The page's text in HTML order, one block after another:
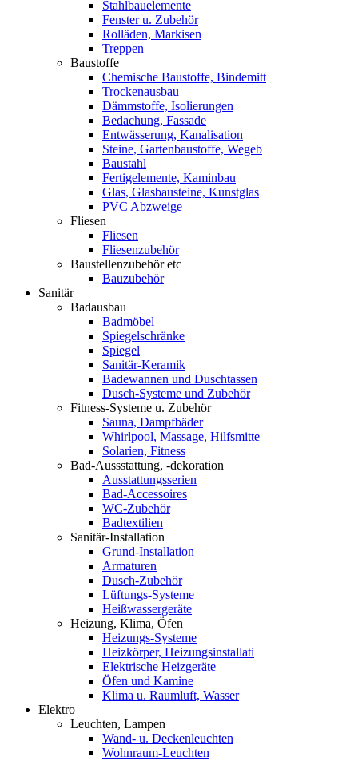
Stahlbauelemente
Fenster u. Zubehör
Rolläden, Markisen
Treppen
Baustoffe
Chemische Baustoffe, Bindemitt
Trockenausbau
Dämmstoffe, Isolierungen
Bedachung, Fassade
Entwässerung, Kanalisation
Steine, Gartenbaustoffe, Wegeb
Baustahl
Fertigelemente, Kaminbau
Glas, Glasbausteine, Kunstglas
PVC Abzweige
Fliesen
Fliesen
Fliesenzubehör
Baustellenzubehör etc
Bauzubehör
Sanitär
Badausbau
Badmöbel
Spiegelschränke
Spiegel
Sanitär-Keramik
Badewannen und Duschtassen
Dusch-Systeme und Zubehör
Fitness-Systeme u. Zubehör
Sauna, Dampfbäder
Whirlpool, Massage, Hilfsmitte
Solarien, Fitness
Bad-Aussstattung, -dekoration
Ausstattungsserien
Bad-Accessoires
WC-Zubehör
Badtextilien
Sanitär-Installation
Grund-Installation
Armaturen
Dusch-Zubehör
Lüftungs-Systeme
Heißwassergeräte
Heizung, Klima, Öfen
Heizungs-Systeme
Heizkörper, Heizungsinstallati
Elektrische Heizgeräte
Öfen und Kamine
Klima u. Raumluft, Wasser
Elektro
Leuchten, Lampen
Wand- u. Deckenleuchten
Wohnraum-Leuchten